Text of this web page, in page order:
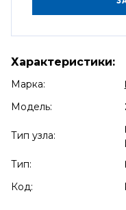
Характеристики:
Марка:
Модель:
Тип узла:
Тип:
Код: